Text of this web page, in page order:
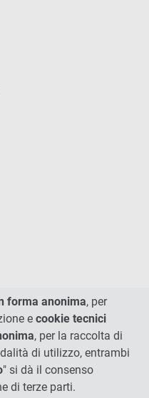
forma anonima, per
e cookie tecnici
, per la raccolta di
di utilizzo, entrambi
" si dà il consenso
di terze parti.